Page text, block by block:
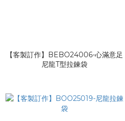
【客製訂作】BEBO24006-心滿意足
尼龍T型拉鍊袋